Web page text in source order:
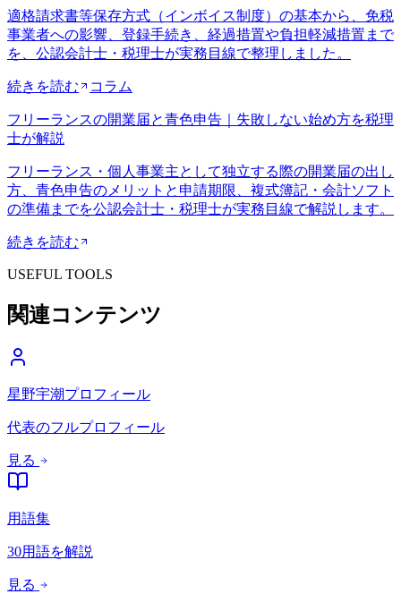
適格請求書等保存方式（インボイス制度）の基本から、免税
事業者への影響、登録手続き、経過措置や負担軽減措置まで
を、公認会計士・税理士が実務目線で整理しました。
続きを読む コラム
フリーランスの開業届と青色申告｜失敗しない始め方を税理
士が解説
フリーランス・個人事業主として独立する際の開業届の出し
方、青色申告のメリットと申請期限、複式簿記・会計ソフト
の準備までを公認会計士・税理士が実務目線で解説します。
続きを読む
USEFUL TOOLS
関連コンテンツ
星野宇潮プロフィール
代表のフルプロフィール
見る
用語集
30用語を解説
見る